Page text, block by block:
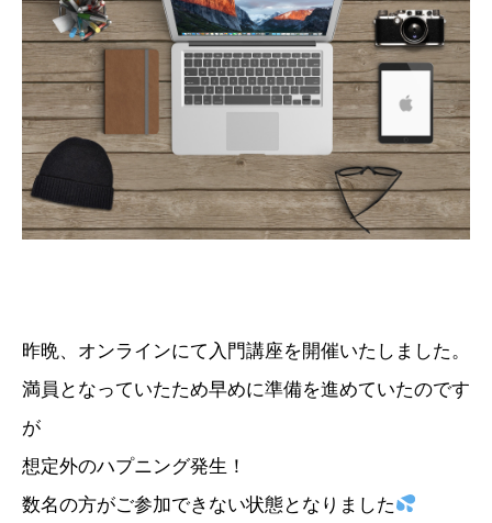
昨晩、オンラインにて入門講座を開催いたしました。
満員となっていたため早めに準備を進めていたのです
が
想定外のハプニング発生！
数名の方がご参加できない状態となりました